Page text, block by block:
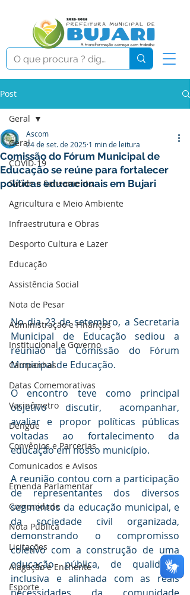
Post
Geral
COVID-19
Saúde e Saneamento
Agricultura e Meio Ambiente
Infraestrutura e Obras
Desporto Cultura e Lazer
Educação
Assistência Social
Nota de Pesar
Administração e Finanças
Institucional e Governo
Campanhas
Datas Comemorativas
Vacinômetro
Dengue
Convênios e Parcerias
Comunicados e Avisos
Emenda Parlamentar
Comunidade
Nota Pública
Licitações
Alagação e Enchente
Esporte
Geral
Comissão do Fórum Municipal de
Educação se reúne para fortalecer
políticas educacionais em Bujari
Ascom
24 de set. de 2025 1 min de leitura
No dia 23 de setembro, a Secretaria
Municipal de Educação sediou a
reunião da Comissão do Fórum
Municipal de Educação.
O encontro teve como principal
objetivo discutir, acompanhar,
avaliar e propor políticas públicas
voltadas ao fortalecimento da
educação em nosso município.
A reunião contou com a participação
de representantes dos diversos
segmentos da educação municipal, e
da sociedade civil organizada,
demonstrando o compromisso
coletivo com a construção de uma
educação pública, de qualidade,
inclusiva e alinhada com as reais